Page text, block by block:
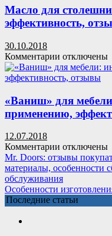
перетяжка
мебели
кожей
Масло для
эффективность,
30.10.2018
Комментарии к
записи
Масло
столешницы
из
дерева:
отзывы
отключены
«Ваниш» для
применению,
12.07.2018
Комментарии к
записи
«Ваниш»
для
мебели:
инструкция
по
отключены
Mr. Doors: отзывы
материалы, особенности
обслуживания
Особенности
Последние статьи